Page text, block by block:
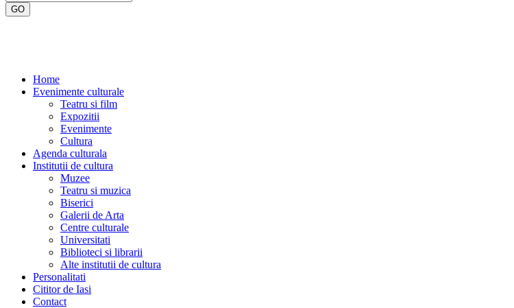
Home
Evenimente culturale
Teatru si film
Expozitii
Evenimente
Cultura
Agenda culturala
Institutii de cultura
Muzee
Teatru si muzica
Biserici
Galerii de Arta
Centre culturale
Universitati
Biblioteci si librarii
Alte institutii de cultura
Personalitati
Cititor de Iasi
Contact